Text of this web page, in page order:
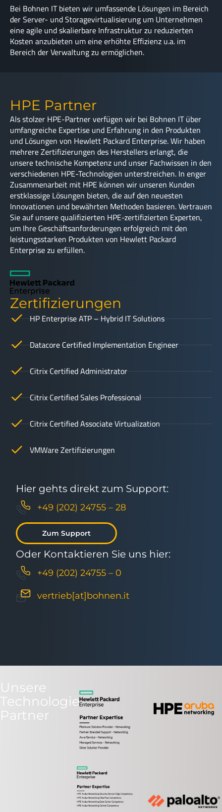
Bei Bohnen IT bieten wir umfassende Lösungen im Bereich
der Server- und Storagevirtualisierung um Unternehmen
eine agile und skalierbare Infrastruktur zu reduzierten
Kosten anzubieten um eine erhöhte Effizienz u.a. im
Bereich der Verwaltung zu ermöglichen.
HPE Partner
Als stolzer HPE-Partner verfügen wir bei Bohnen IT über
umfangreiche Expertise und Erfahrung in den Produkten
und Lösungen von Hewlett Packard Enterprise. Wir haben
mehrere Zertifizierungen des Herstellers erlangt, die
unsere technische Kompetenz und unser Fachwissen in den
verschiedenen HPE-Technologien unterstreichen. In enger
Zusammenarbeit mit HPE können wir unseren Kunden
erstklassige Lösungen bieten, die auf den neuesten
Innovationen und bewährten Methoden basieren. Vertrauen
Sie auf unsere qualifizierten HPE-zertifizierten Experten,
um Ihre Geschäftsanforderungen erfolgreich mit den
leistungsstarken Produkten von Hewlett Packard
Enterprise zu erfüllen.
Zertifizierungen
HP Enterprise ATP – Hybrid IT Solutions
Datacore Certified Implementation Engineer
Citrix Certified Administrator
Citrix Certified Sales Professional
Citrix Certified Associate Virtualization
VMWare Zertifizierungen
Hier gehts direkt zum Support:
+49 (202) 24755 – 28
Zum Support
Oder Kontaktieren Sie uns hier:
+49 (202) 24755 – 0
vertrieb[at]bohnen.it
Unsere
Technologie
Partner